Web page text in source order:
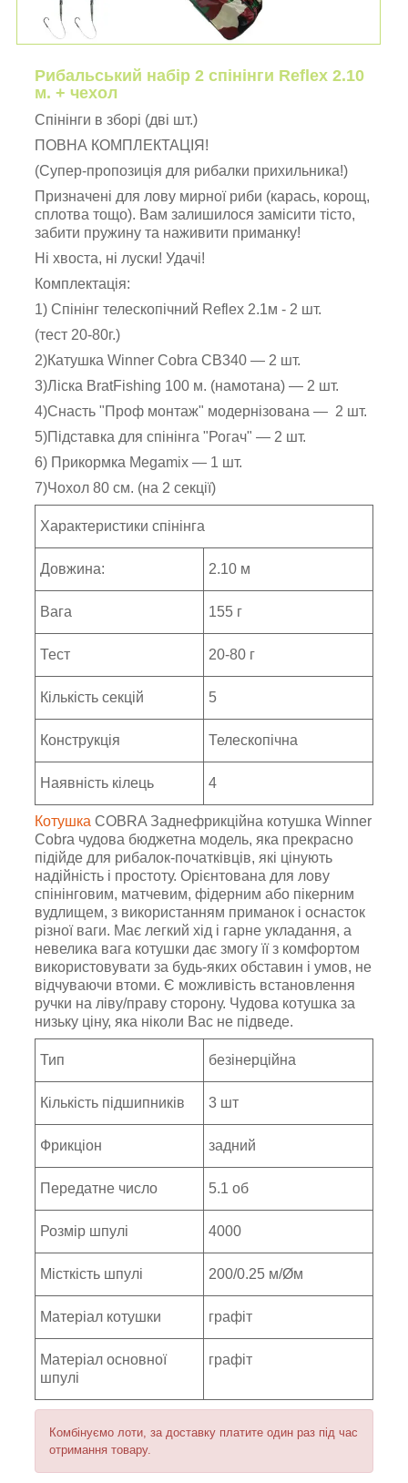
Рибальський набір 2 спінінги Reflex 2.10
м. + чехол
Спінінги в зборі (дві шт.)
ПОВНА КОМПЛЕКТАЦІЯ!
(Супер-пропозиція для рибалки прихильника!)
Призначені для лову мирної риби (карась, корощ,
сплотва тощо). Вам залишилося замісити тісто,
забити пружину та наживити приманку!
Ні хвоста, ні луски! Удачі!
Комплектація:
1) Спінінг телескопічний Reflex 2.1м - 2 шт.
(тест 20-80г.)
2)Катушка Winner Cobra CB340 — 2 шт.
3)Ліска BratFishing 100 м. (намотана) — 2 шт.
4)Снасть "Проф монтаж" модернізована — 2 шт.
5)Підставка для спінінга "Рогач" — 2 шт.
6) Прикормка Megamix — 1 шт.
7)Чохол 80 см. (на 2 секції)
Характеристики спінінга
Довжина: 2.10 м
Вага 155 г
Тест 20-80 г
Кількість секцій 5
Конструкція Телескопічна
Наявність кілець 4
Котушка COBRA Заднефрикційна котушка Winner
Cobra чудова бюджетна модель, яка прекрасно
підійде для рибалок-початківців, які цінують
надійність і простоту. Орієнтована для лову
спінінговим, матчевим, фідерним або пікерним
вудлищем, з використанням приманок і оснасток
різної ваги. Має легкий хід і гарне укладання, а
невелика вага котушки дає змогу її з комфортом
використовувати за будь-яких обставин і умов, не
відчуваючи втоми. Є можливість встановлення
ручки на ліву/праву сторону. Чудова котушка за
низьку ціну, яка ніколи Вас не підведе.
Тип безінерційна
Кількість підшипників 3 шт
Фрикціон задний
Передатне число 5.1 об
Розмір шпулі 4000
Місткість шпулі 200/0.25 м/Øм
Матеріал котушки графіт
Матеріал основної
шпулі
графіт
Комбінуємо лоти, за доставку платите один раз під час
отримання товару.